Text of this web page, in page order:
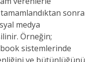
sonra
medya
Örneğin;
sistemlerinde